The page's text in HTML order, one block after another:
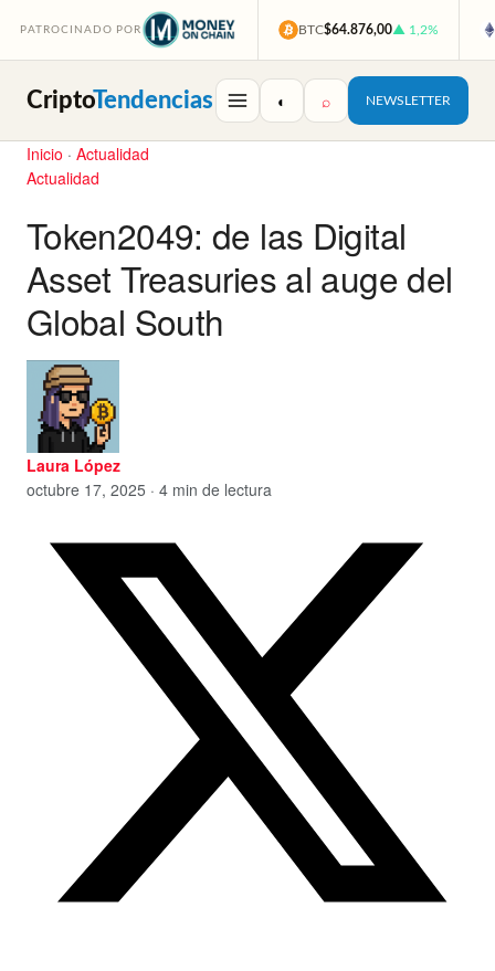
PATROCINADO POR BTC$64.876,00▲ 1,2%
CriptoTendencias ◐ ⌕ NEWSLETTER
Inicio · Actualidad
Actualidad
Token2049: de las Digital
Asset Treasuries al auge del
Global South
Laura López
octubre 17, 2025 · 4 min de lectura